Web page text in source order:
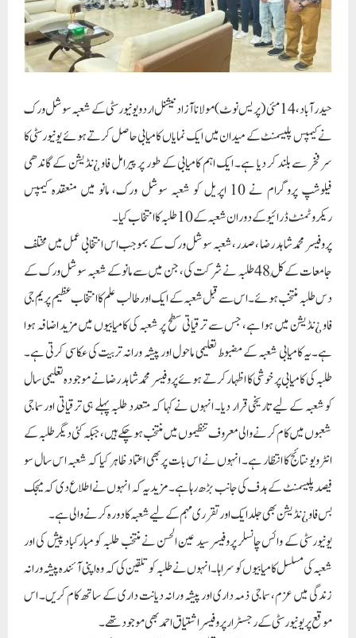
حیدرآباد، 14 مئی (پریس نوٹ) مولانا آزاد نیشنل اردو یونیورسٹی کے شعبہ سوشل ورک
نے کیمپس پلیسمنٹ کے میدان میں ایک نمایاں کامیابی حاصل کرتے ہوئے یونیورسٹی کا
سر فخر سے بلند کر دیا ہے۔ ایک اہم کامیابی کے طور پر پیرامل فاو ¿نڈیشن کے گاندھی
فیلوشپ پروگرام نے 10 اپریل کو شعبہ سوشل ورک، مانو میں منعقدہ کیمپس
ریکروٹمنٹ ڈرائیو کے دوران شعبہ کے 10 طلبہ کا انتخاب کیا۔
پروفیسر محمد شاہد رضا ، صدر،شعبہ سوشل ورک کے بموجب اس انتخابی عمل میں مختلف
جامعات کے کُل 48 طلبہ نے شرکت کی، جن میں سے مانو کے شعبہ سوشل ورک کے
دس طلبہ منتخب ہوئے۔ اس سے قبل شعبہ کے ایک اور طالب علم کا انتخاب عظیم پریم جی
فاو ¿نڈیشن میں ہوا ہے، جس سے ترقیاتی سطح پر شعبہ کی کامیابیوں میں مزید اضافہ ہوا
ہے۔یہ کامیابی شعبہ کے مضبوط تعلیمی ماحول اور پیشہ ورانہ تربیت کی عکاسی کرتی ہے۔
طلبہ کی کامیابی پر خوشی کا اظہار کرتے ہوئے پروفیسر محمد شاہد رضا نے موجودہ تعلیمی سال
کو شعبہ کے لیے تاریخی قرار دیا۔ انہوں نے کہا کہ متعدد طلبہ پہلے ہی ترقیاتی اور سماجی
شعبوں میں کام کرنے والی معروف تنظیموں میں منتخب ہو چکے ہیں، جبکہ کئی دیگر طلبہ کے
انٹرویو نتائج کا انتظار ہے۔ انہوں نے اس بات پر بھی اعتماد ظاہر کیا کہ شعبہ اس سال سو
فیصد پلیسمنٹ کے ہدف کی جانب بڑھ رہا ہے۔ مزید یہ کہ انہوں نے اطلاع دی کہ میجک
بس فاو ¿نڈیشن بھی جلد ایک اور تقرری مہم کے لیے شعبہ کا دورہ کرنے والی ہے۔
یونیورسٹی کے وائس چانسلر پروفیسر سید عین الحسن نے منتخب طلبہ کو مبارکباد پیش کی اور
شعبہ کی مسلسل کامیابیوں کو سراہا۔ انہوں نے طلبہ کو تلقین کی کہ وہ اپنی آئندہ پیشہ ورانہ
زندگی میں عزم، سماجی ذمہ داری اور پیشہ ورانہ دیانت داری کے ساتھ کام کریں۔ اس
موقع پر یونیورسٹی کے رجسٹرار پروفیسر اشتیاق احمد بھی موجود تھے۔